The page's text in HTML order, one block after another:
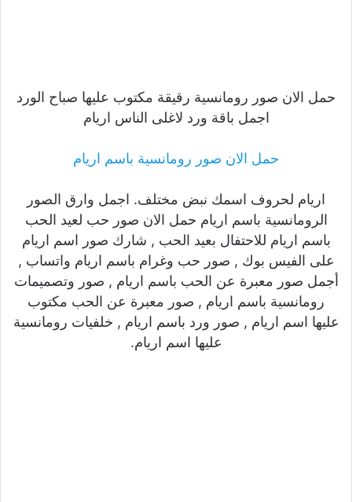
حمل الان صور رومانسية رقيقة مكتوب عليها صباح الورد
اجمل باقة ورد لاغلى الناس اريام
حمل الان صور رومانسية باسم اريام
اريام لحروف اسمك نبض مختلف. اجمل وارق الصور
الرومانسية باسم اريام حمل الان صور حب لعيد الحب
باسم اريام للاحتفال بعيد الحب , شارك صور اسم اريام
على الفيس بوك , صور حب وغرام باسم اريام واتساب ,
أجمل صور معبرة عن الحب باسم اريام , صور وتصميمات
رومانسية باسم اريام , صور معبرة عن الحب مكتوب
عليها اسم اريام , صور ورد باسم اريام , خلفيات رومانسية
عليها اسم اريام.